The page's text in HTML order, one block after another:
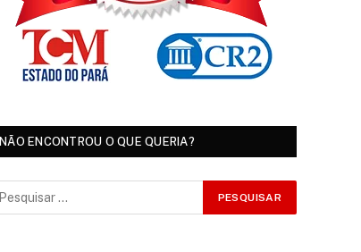
NÃO ENCONTROU O QUE QUERIA?